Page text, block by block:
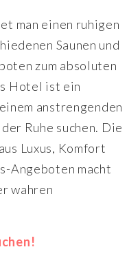
man einen ruhigen
Saunen und
zum absoluten
Hotel ist ein
anstrengenden
Ruhe suchen. Die
Luxus, Komfort
Angeboten macht
wahren